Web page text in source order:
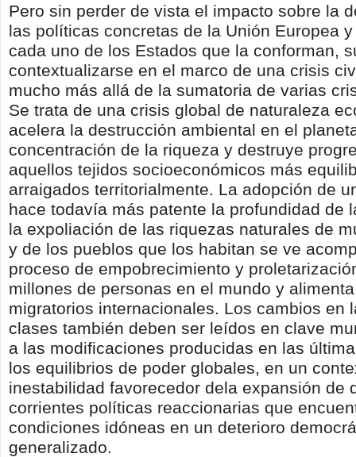
Pero sin perder de vista el impacto sobre la
las políticas concretas de la Unión Europea
cada uno de los Estados que la conforman,
contextualizarse en el marco de una crisis
mucho más allá de la sumatoria de varias
Se trata de una crisis global de naturaleza
acelera la destrucción ambiental en el
concentración de la riqueza y destruye
aquellos tejidos socioeconómicos más
arraigados territorialmente. La adopción de
hace todavía más patente la profundidad de
la expoliación de las riquezas naturales de
y de los pueblos que los habitan se ve
proceso de empobrecimiento y
millones de personas en el mundo y
migratorios internacionales. Los cambios en
clases también deben ser leídos en clave
a las modificaciones producidas en las
los equilibrios de poder globales, en un
inestabilidad favorecedor dela expansión de
corrientes políticas reaccionarias que
condiciones idóneas en un deterioro
generalizado.